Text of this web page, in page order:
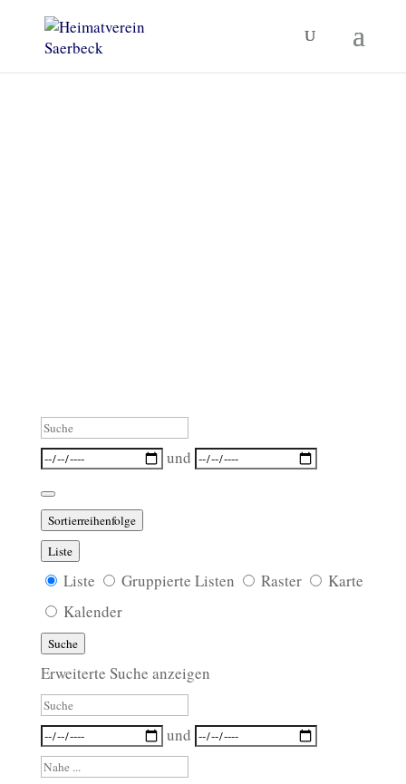
Suche
Daten
und
Sortierreihenfolge
Liste
Anzeigetyp
für
Suchergebnisse
Liste Gruppierte Listen Raster
Karte
Kalender
Suche
Erweiterte Suche anzeigen
Suche
Daten
und
Nahe